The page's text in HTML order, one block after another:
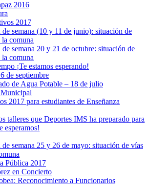
2016
2017
semana (10 y 11 de junio): situación de
comuna
semana 20 y 21 de octubre: situación de
comuna
¡Te estamos esperando!
de septiembre
de Agua Potable – 18 de julio
2017 para estudiantes de Enseñanza
talleres que Deportes IMS ha preparado para
esperamos!
semana 25 y 26 de mayo: situación de vías
Pública 2017
en Concierto
Reconocimiento a Funcionarios